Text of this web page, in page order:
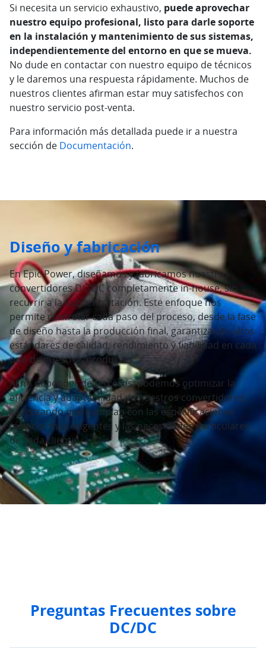
Si necesita un servicio exhaustivo, puede aprovechar
nuestro equipo profesional, listo para darle soporte
en la instalación y mantenimiento de sus sistemas,
independientemente del entorno en que se mueva.
No dude en contactar con nuestro equipo de técnicos
y le daremos una respuesta rápidamente. Muchos de
nuestros clientes afirman estar muy satisfechos con
nuestro servicio post-venta.
Para información más detallada puede ir a nuestra
sección de Documentación.
Diseño y fabricación
En Epic Power, diseñamos y fabricamos nuestros
convertidores DC/DC completamente in-house, sin
recurrir a la subcontratación. Este enfoque nos
permite controlar cada paso del proceso, desde la fase
de diseño hasta la producción final, garantizando altos
estándares de calidad, rendimiento y fiabilidad en cada
uno de nuestros productos.
Al no depender de terceros, podemos optimizar la
eficiencia y adaptabilidad de nuestros convertidores,
asegurando que cumplan con las especificaciones
técnicas más exigentes y las necesidades particulares
de cada cliente.
Preguntas Frecuentes sobre
DC/DC